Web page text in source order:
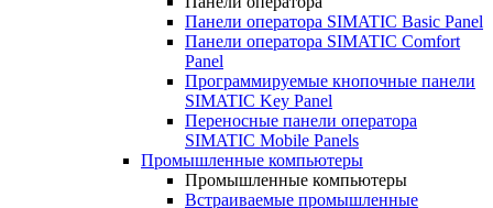
Панели оператора SIMATIC Basic Panel
Панели оператора SIMATIC Comfort
Panel
Программируемые кнопочные панели
SIMATIC Key Panel
Переносные панели оператора
SIMATIC Mobile Panels
Промышленные компьютеры
Промышленные компьютеры
Встраиваемые промышленные